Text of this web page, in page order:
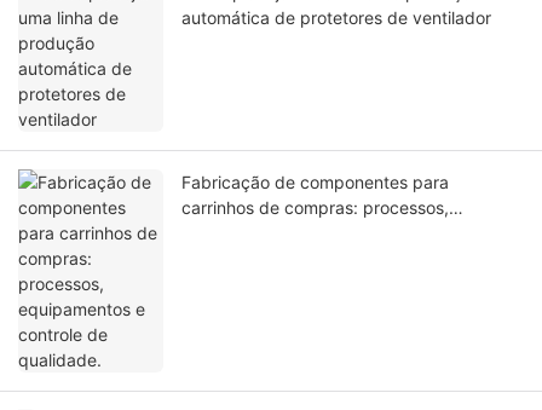
automática de protetores de ventilador
Fabricação de componentes para
carrinhos de compras: processos,